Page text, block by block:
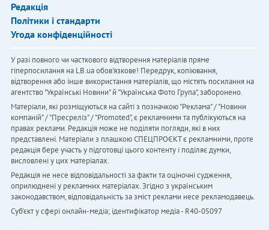
Редакція
Політики і стандарти
Угода конфіденційності
У разі повного чи часткового відтворення матеріалів пряме
гіперпосилання на LB.ua обов'язкове! Передрук, копіювання,
відтворення або інше використання матеріалів, що містять посилання на
агентство "Українськi Новини" й "Українська Фото Група", заборонено.
Матеріали, які розміщуються на сайті з позначкою "Реклама" / "Новини
компаній" / "Пресреліз" / "Promoted", є рекламними та публікуються на
правах реклами. Редакція може не поділяти погляди, які в них
представлені. Матеріали з плашкою СПЕЦПРОЄКТ є рекламними, проте
редакція бере участь у підготовці цього контенту і поділяє думки,
висловлені у цих матеріалах.
Редакція не несе відповідальності за факти та оціночні судження,
оприлюднені у рекламних матеріалах. Згідно з українським
законодавством, відповідальність за зміст реклами несе рекламодавець.
Cуб'єкт у сфері онлайн-медіа; ідентифікатор медіа - R40-05097